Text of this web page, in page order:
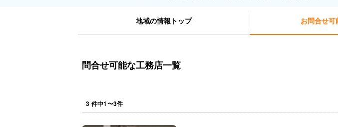
地域の情報トップ お問合せ
問合せ可能な工務店一覧
3 件中1〜3件